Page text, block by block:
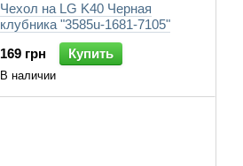
Чехол на LG K40 Черная
клубника "3585u-1681-7105"
169 грн
Купить
В наличии